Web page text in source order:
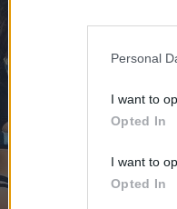
Personal
I want to
Opted In
I want to
Opted In